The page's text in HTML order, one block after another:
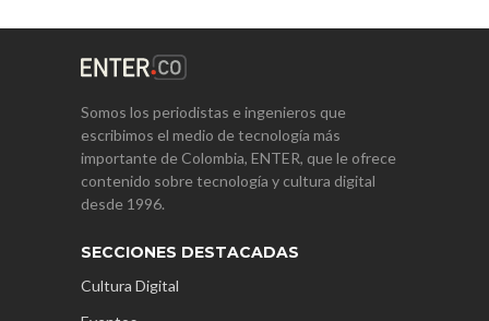
Somos los periodistas e ingenieros que
escribimos el medio de tecnología más
importante de Colombia, ENTER, que le ofrece
contenido sobre tecnología y cultura digital
desde 1996.
SECCIONES DESTACADAS
Cultura Digital